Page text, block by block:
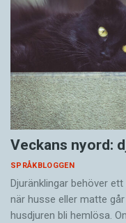
Veckans nyord:
SPRÅKBLOGGEN
Djuränklingar behöver
när husse eller matte
husdjuren bli hemlösa.